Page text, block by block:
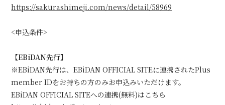
NOTE
CONTACT
会員登録 ログイン
https://sakurashimeji.com/news/detail/58969
<申込条件>
【EBiDAN先行】
※EBiDAN先行は、EBiDAN OFFICIAL SITEに連携されたPlus
member IDをお持ちの方のみお申込みいただけます。
EBiDAN OFFICIAL SITEへの連携(無料)はこちら